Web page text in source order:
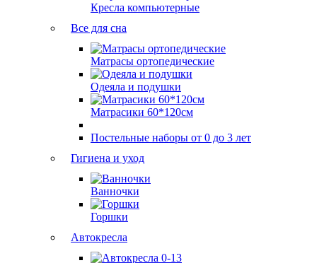
Кресла компьютерные
Все для сна
Матрасы ортопедические
Одеяла и подушки
Матрасики 60*120см
Постельные наборы от 0 до 3 лет
Гигиена и уход
Ванночки
Горшки
Автокресла